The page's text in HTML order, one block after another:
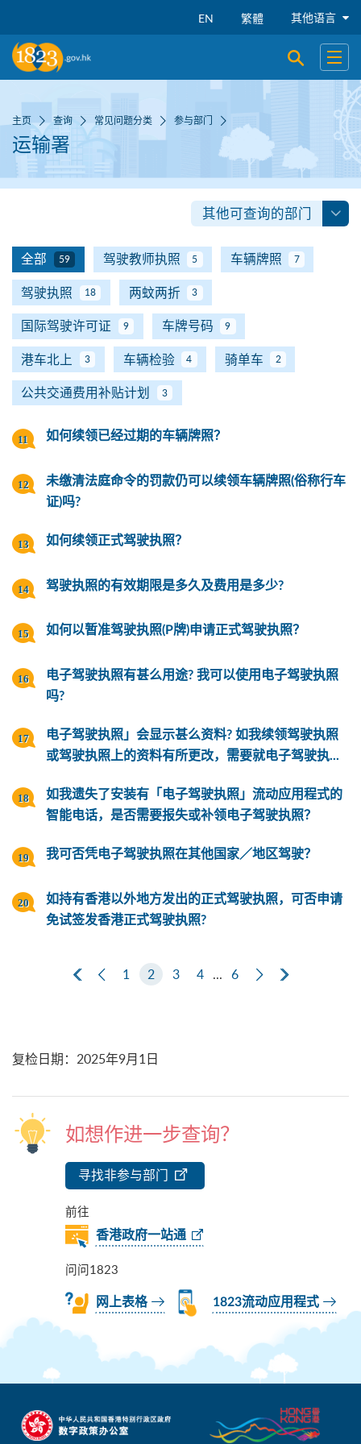
EN 繁體 其他语言
开启搜寻
开启
主页 查询 常见问题分类 参与部门
运输署
其他可查询的部门
全部 59 驾驶教师执照 5 车辆牌照 7
驾驶执照 18 两蚊两折 3
国际驾驶许可证 9 车牌号码 9
港车北上 3 车辆检验 4 骑单车 2
公共交通费用补贴计划 3
如何续领已经过期的车辆牌照？
未缴清法庭命令的罚款仍可以续领车辆牌照(俗称行车
证)吗?
如何续领正式驾驶执照？
驾驶执照的有效期限是多久及费用是多少?
如何以暂准驾驶执照(P牌)申请正式驾驶执照？
电子驾驶执照有甚么用途? 我可以使用电子驾驶执照
吗?
电子驾驶执照」会显示甚么资料? 如我续领驾驶执照
或驾驶执照上的资料有所更改，需要就电子驾驶执...
如我遗失了安装有「电子驾驶执照」流动应用程式的
智能电话，是否需要报失或补领电子驾驶执照？
我可否凭电子驾驶执照在其他国家／地区驾驶？
如持有香港以外地方发出的正式驾驶执照，可否申请
免试签发香港正式驾驶执照?
第一页上一页
1 2 3 4 ... 6 下一页最后一页
复检日期： 2025年9月1日
如想作进一步查询？
寻找非参与部门
前往
香港政府一站通
问问1823
网上表格 1823流动应用程式